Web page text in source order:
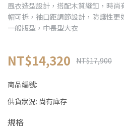
風衣造型設計，搭配木質縫釦，時尚
帽可拆，袖口距調節設計，防護性更
一般版型，中長型大衣
NT$14,320 NT$17,900
商品編號:
供貨狀況: 尚有庫存
規格